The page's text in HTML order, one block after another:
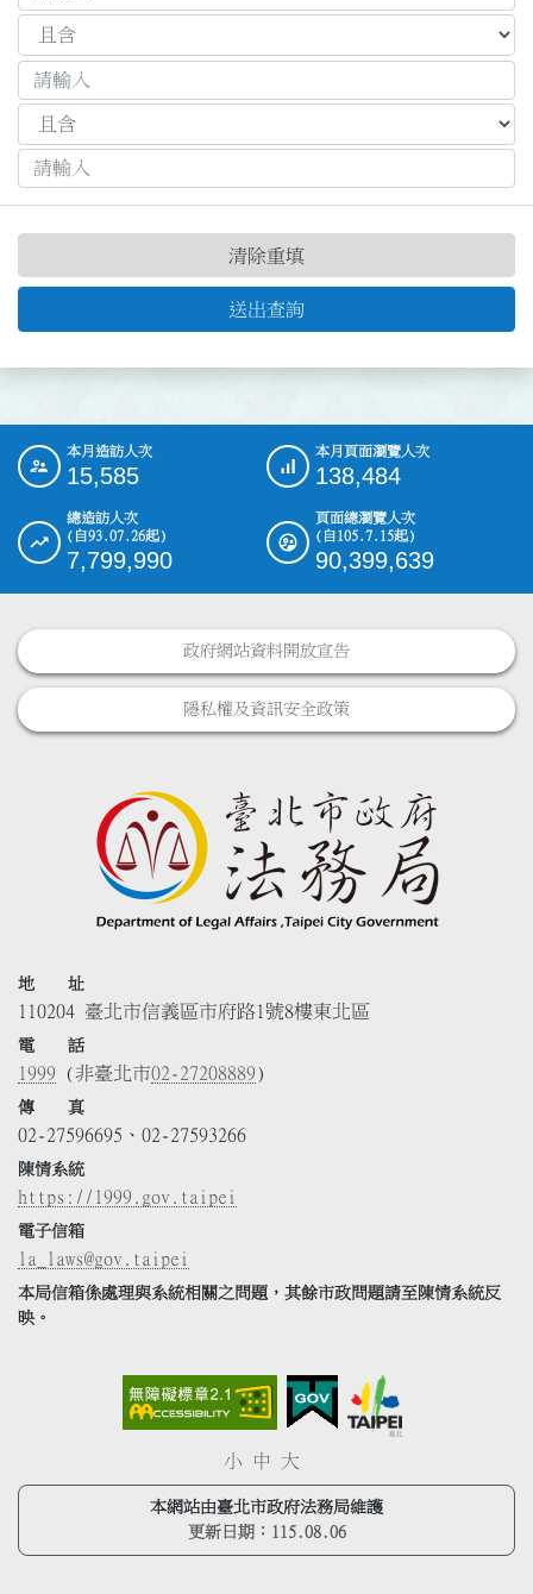
送出查詢
清除重填
::: 本月造訪人次
15,585
本月頁面瀏覽人次
138,484
總造訪人次
(自93.07.26起)
7,799,990
頁面總瀏覽人次
(自105.7.15起)
90,399,639
政府網站資料開放宣告
隱私權及資訊安全政策
地 址
110204 臺北市信義區市府路1號8樓東北區
電 話
1999 (非臺北市02-27208889)
傳 真
02-27596695、02-27593266
陳情系統
https://1999.gov.taipei
電子信箱
la_laws@gov.taipei
本局信箱係處理與系統相關之問題，其餘市政問題請至陳情系統反
映。
小 中 大
本網站由臺北市政府法務局維護
更新日期： 115.08.06